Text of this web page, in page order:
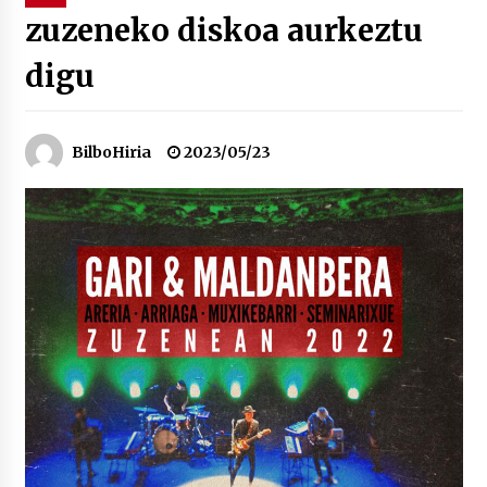
Bakaikuko barnetegitik gazteek egindako saio
2026/07/16
Tuba eta bonbardinoaren astea, Bilboko
Kontserbatorioan protagonista
2026/07/16
Auzoportala : 1×04 Auzofoniak
2026/07/15
Gaur abitua da Bilbao bbk live jaialdia
2026/07/09
zuzeneko diskoa aurkeztu
digu
BilboHiria 2023/05/23